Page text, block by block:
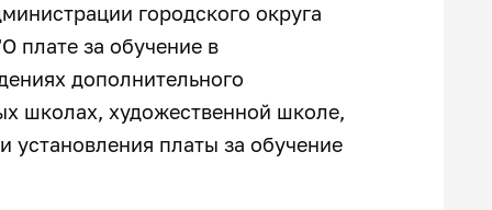
городского округа
плате за обучение в
дополнительного
школах, художественной школе,
установления платы за обучение